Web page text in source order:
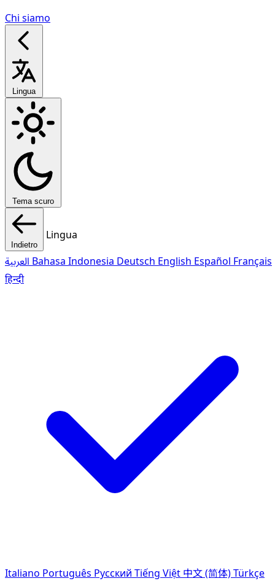
Chi siamo
Lingua
Tema scuro
Indietro
Lingua
Bahasa Indonesia Deutsch English Español Français
हिन्दी
Italiano Português Pусский Tiếng Việt 中文 (简体)Türkçe